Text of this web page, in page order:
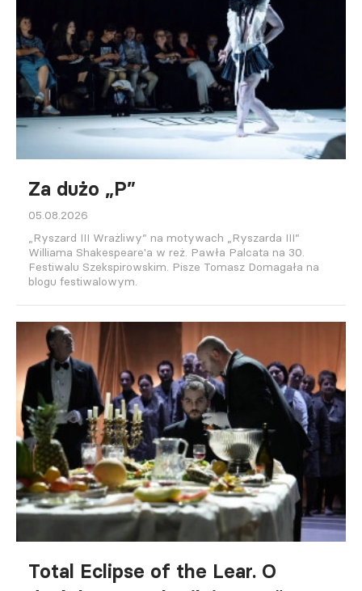
Za dużo „P”
05.08.2026
„Ryszard III Wrażliwy” na motywach „Ryszarda III”
Williama Shakespeare'a w reż. Pawła Palcata na 30.
Festiwalu Szekspirowskim. Pisze Tomasz Domagała na
blogu festiwalowym.
Total Eclipse of the Lear. O